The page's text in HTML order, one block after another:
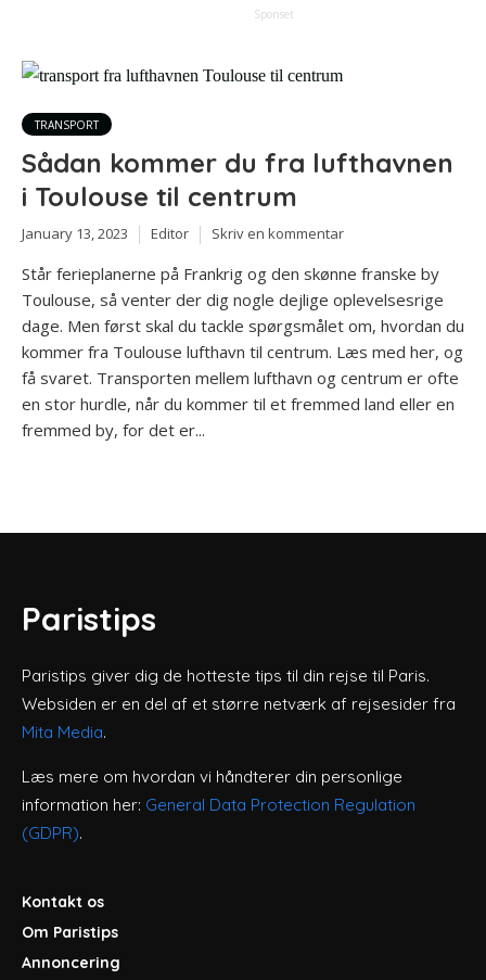
Sponset
TRANSPORT
Sådan kommer du fra lufthavnen
i Toulouse til centrum
January 13, 2023 Editor Skriv en kommentar
Står ferieplanerne på Frankrig og den skønne franske by
Toulouse, så venter der dig nogle dejlige oplevelsesrige
dage. Men først skal du tackle spørgsmålet om, hvordan du
kommer fra Toulouse lufthavn til centrum. Læs med her, og
få svaret. Transporten mellem lufthavn og centrum er ofte
en stor hurdle, når du kommer til et fremmed land eller en
fremmed by, for det er...
Paristips
Paristips giver dig de hotteste tips til din rejse til Paris.
Websiden er en del af et større netværk af rejsesider fra
Mita Media.
Læs mere om hvordan vi håndterer din personlige
information her: General Data Protection Regulation
(GDPR).
Kontakt os
Om Paristips
Annoncering